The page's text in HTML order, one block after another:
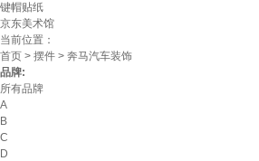
键帽贴纸
京东美术馆
当前位置：
首页 > 摆件 > 奔马汽车装饰
品牌:
所有品牌
A
B
C
D